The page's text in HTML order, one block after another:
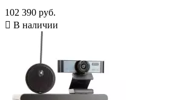
102 390 руб.
 В наличии